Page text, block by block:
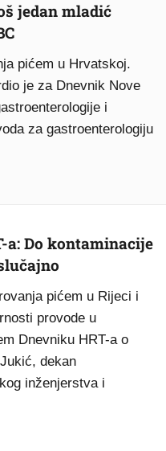
jedan mladić
pićem u Hrvatskoj.
je za Dnevnik Nove
i
za gastroenterologiju
a: Do kontaminacije
pićem u Rijeci i
provode u
Dnevniku HRT-a o
dekan
inženjerstva i